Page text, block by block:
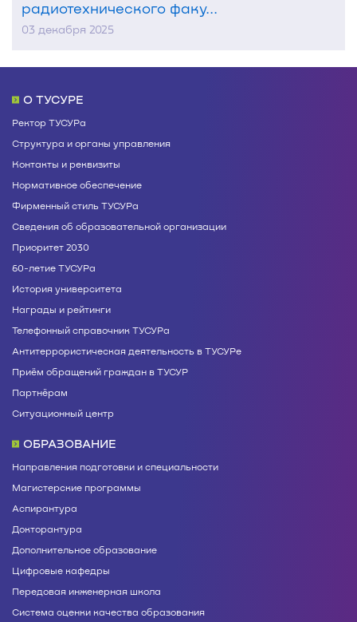
радиотехнического факу...
03 декабря 2025
О ТУСУРЕ
Ректор ТУСУРа
Структура и органы управления
Контакты и реквизиты
Нормативное обеспечение
Фирменный стиль ТУСУРа
Сведения об образовательной организации
Приоритет 2030
60-летие ТУСУРа
История университета
Награды и рейтинги
Телефонный справочник ТУСУРа
Антитеррористическая деятельность в ТУСУРе
Приём обращений граждан в ТУСУР
Партнёрам
Ситуационный центр
ОБРАЗОВАНИЕ
Направления подготовки и специальности
Магистерские программы
Аспирантура
Докторантура
Дополнительное образование
Цифровые кафедры
Передовая инженерная школа
Система оценки качества образования